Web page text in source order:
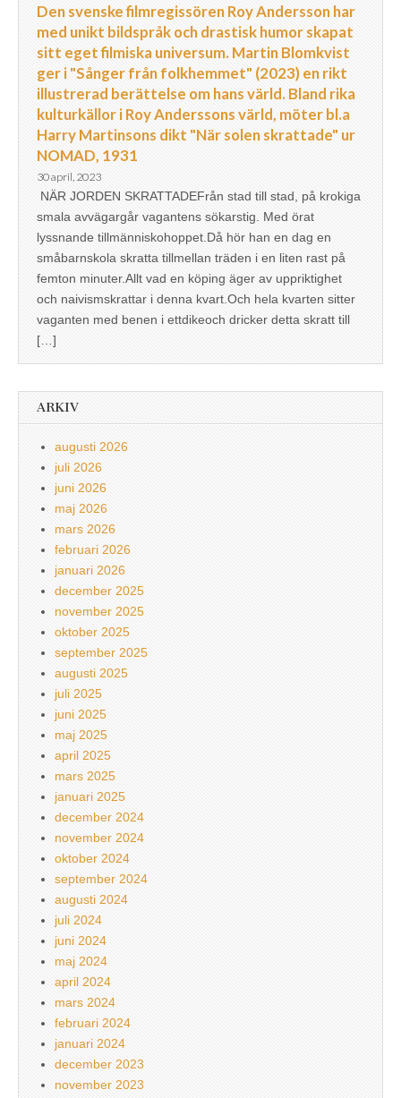
Den svenske filmregissören Roy Andersson har
med unikt bildspråk och drastisk humor skapat
sitt eget filmiska universum. Martin Blomkvist
ger i "Sånger från folkhemmet" (2023) en rikt
illustrerad berättelse om hans värld. Bland rika
kulturkällor i Roy Anderssons värld, möter bl.a
Harry Martinsons dikt "När solen skrattade" ur
NOMAD, 1931
30 april, 2023
NÄR JORDEN SKRATTADEFrån stad till stad, på krokiga
smala avvägargår vagantens sökarstig. Med örat
lyssnande tillmänniskohoppet.Då hör han en dag en
småbarnskola skratta tillmellan träden i en liten rast på
femton minuter.Allt vad en köping äger av uppriktighet
och naivismskrattar i denna kvart.Och hela kvarten sitter
vaganten med benen i ettdikeoch dricker detta skratt till
[…]
ARKIV
augusti 2026
juli 2026
juni 2026
maj 2026
mars 2026
februari 2026
januari 2026
december 2025
november 2025
oktober 2025
september 2025
augusti 2025
juli 2025
juni 2025
maj 2025
april 2025
mars 2025
januari 2025
december 2024
november 2024
oktober 2024
september 2024
augusti 2024
juli 2024
juni 2024
maj 2024
april 2024
mars 2024
februari 2024
januari 2024
december 2023
november 2023